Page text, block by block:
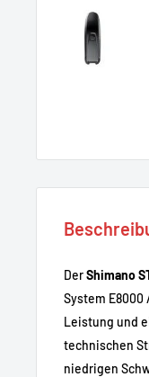
DerShimano
System
Leistung und
technischen
niedrigen